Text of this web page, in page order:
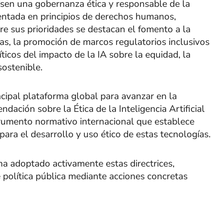
una gobernanza ética y responsable de la
en principios de derechos humanos,
sus prioridades se destacan el fomento a la
la promoción de marcos regulatorios inclusivos
del impacto de la IA sobre la equidad, la
plataforma global para avanzar en la
sobre la Ética de la Inteligencia Artificial
normativo internacional que establece
el desarrollo y uso ético de estas tecnologías.
adoptado activamente estas directrices,
pública mediante acciones concretas